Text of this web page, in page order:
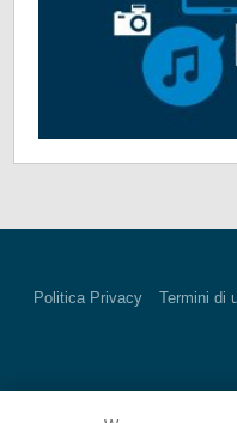
Politica Privacy
Termini di